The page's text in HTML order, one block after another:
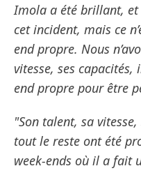
Imola a été brillant,
cet incident, mais ce
end propre. Nous
vitesse, ses capacités,
end propre pour être
"Son talent, sa
tout le reste ont été
week-ends où il a fait